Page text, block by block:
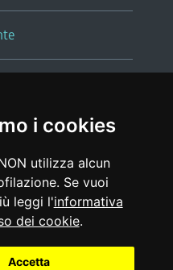
i cookies
utilizza alcun
Se vuoi
leggi l'informativa
dei cookie.
Accetta
|glossario
|feedback